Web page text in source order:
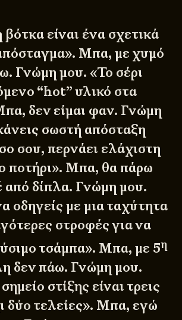
είναι ένα σχετικά
Μπα, με χυμό
Γνώμη μου. «Το σέρι
“hot” υλικό στα
δεν είμαι φαν. Γνώμη
σωστή απόσταξη
σου, περνάει ελάχιστη
ποτήρι». Μπα, θα πάρω
από δίπλα. Γνώμη μου.
οδηγείς με μια ταχύτητα
στροφές για να
τσάμπα». Μπα, με 5η
δεν πάω. Γνώμη μου.
στίξης είναι τρεις
δύο τελείες». Μπα, εγώ